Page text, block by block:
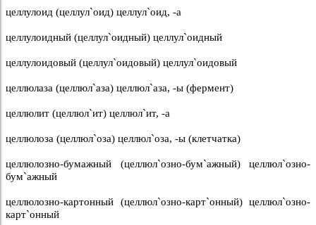
целлулоид (целлул`оид) целлул`оид, -а
целлулоидный (целлул`оидный) целлул`оидный
целлулоидовый (целлул`оидовый) целлул`оидовый
целлюлаза (целлюл`аза) целлюл`аза, -ы (фермент)
целлюлит (целлюл`ит) целлюл`ит, -а
целлюлоза (целлюл`оза) целлюл`оза, -ы (клетчатка)
целлюлозно-бумажный (целлюл`озно-бум`ажный) целлюл`озно-
бум`ажный
целлюлозно-картонный (целлюл`озно-карт`онный) целлюл`озно-
карт`онный